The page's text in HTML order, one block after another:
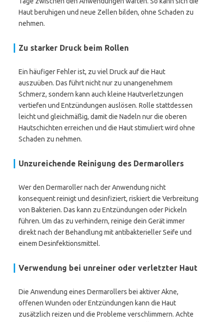
Haut beruhigen und neue Zellen bilden, ohne Schaden zu
nehmen.
Zu starker Druck beim Rollen
Ein häufiger Fehler ist, zu viel Druck auf die Haut
auszuüben. Das führt nicht nur zu unangenehmem
Schmerz, sondern kann auch kleine Hautverletzungen
vertiefen und Entzündungen auslösen. Rolle stattdessen
leicht und gleichmäßig, damit die Nadeln nur die oberen
Hautschichten erreichen und die Haut stimuliert wird ohne
Schaden zu nehmen.
Unzureichende Reinigung des Dermarollers
Wer den Dermaroller nach der Anwendung nicht
konsequent reinigt und desinfiziert, riskiert die Verbreitung
von Bakterien. Das kann zu Entzündungen oder Pickeln
führen. Um das zu verhindern, reinige dein Gerät immer
direkt nach der Behandlung mit antibakterieller Seife und
einem Desinfektionsmittel.
Verwendung bei unreiner oder verletzter Haut
Die Anwendung eines Dermarollers bei aktiver Akne,
offenen Wunden oder Entzündungen kann die Haut
zusätzlich reizen und die Probleme verschlimmern. Achte